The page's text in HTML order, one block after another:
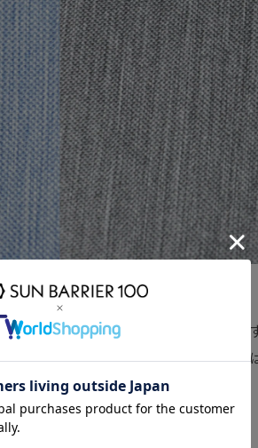
ーの2色を用意いたしました。
ブルーで、フロストグレーは男女問わ
っています。どちらの色も『染め』で
の色より白くみえます。
地自体が太陽光を100%カットします